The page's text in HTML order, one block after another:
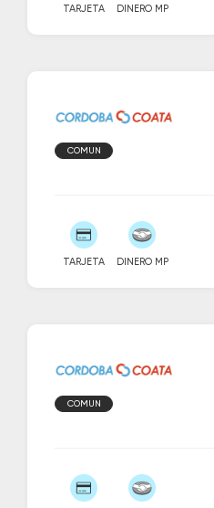
TARJETA DINERO MP
COMUN
TARJETA DINERO MP
COMUN